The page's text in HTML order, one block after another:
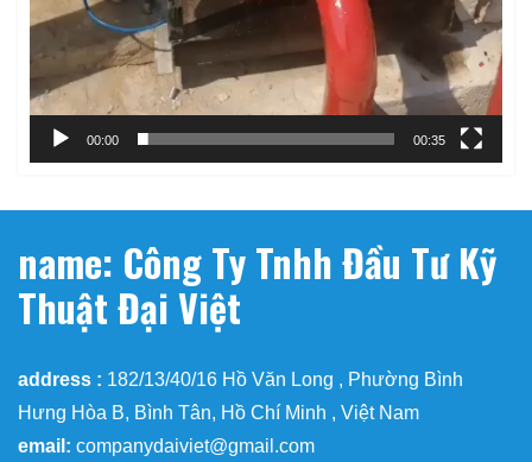
00:00 00:35
name: Công Ty Tnhh Đầu Tư Kỹ
Thuật Đại Việt
address : 182/13/40/16 Hồ Văn Long , Phường Bình
Hưng Hòa B, Bình Tân, Hồ Chí Minh , Việt Nam
email: companydaiviet@gmail.com